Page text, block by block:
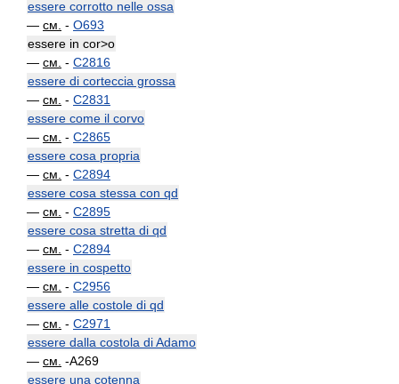
essere corrotto nelle ossa
— см. - O693
essere in cor>o
— см. - C2816
essere di corteccia grossa
— см. - C2831
essere come il corvo
— см. - C2865
essere cosa propria
— см. - C2894
essere cosa stessa con qd
— см. - C2895
essere cosa stretta di qd
— см. - C2894
essere in cospetto
— см. - C2956
essere alle costole di qd
— см. - C2971
essere dalla costola di Adamo
— см. -A269
essere una cotenna